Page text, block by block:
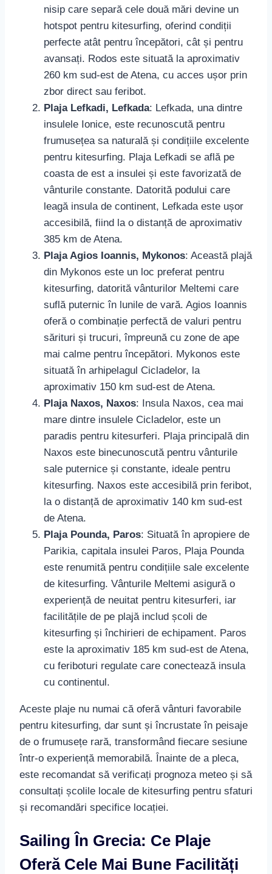
nisip care separă cele două mări devine un
hotspot pentru kitesurfing, oferind condiții
perfecte atât pentru începători, cât și pentru
avansați. Rodos este situată la aproximativ
260 km sud-est de Atena, cu acces ușor prin
zbor direct sau feribot.
Plaja Lefkadi, Lefkada: Lefkada, una dintre
insulele Ionice, este recunoscută pentru
frumusețea sa naturală și condițiile excelente
pentru kitesurfing. Plaja Lefkadi se află pe
coasta de est a insulei și este favorizată de
vânturile constante. Datorită podului care
leagă insula de continent, Lefkada este ușor
accesibilă, fiind la o distanță de aproximativ
385 km de Atena.
Plaja Agios Ioannis, Mykonos: Această plajă
din Mykonos este un loc preferat pentru
kitesurfing, datorită vânturilor Meltemi care
suflă puternic în lunile de vară. Agios Ioannis
oferă o combinație perfectă de valuri pentru
sărituri și trucuri, împreună cu zone de ape
mai calme pentru începători. Mykonos este
situată în arhipelagul Cicladelor, la
aproximativ 150 km sud-est de Atena.
Plaja Naxos, Naxos: Insula Naxos, cea mai
mare dintre insulele Cicladelor, este un
paradis pentru kitesurferi. Plaja principală din
Naxos este binecunoscută pentru vânturile
sale puternice și constante, ideale pentru
kitesurfing. Naxos este accesibilă prin feribot,
la o distanță de aproximativ 140 km sud-est
de Atena.
Plaja Pounda, Paros: Situată în apropiere de
Parikia, capitala insulei Paros, Plaja Pounda
este renumită pentru condițiile sale excelente
de kitesurfing. Vânturile Meltemi asigură o
experiență de neuitat pentru kitesurferi, iar
facilitățile de pe plajă includ școli de
kitesurfing și închirieri de echipament. Paros
este la aproximativ 185 km sud-est de Atena,
cu feriboturi regulate care conectează insula
cu continentul.
Aceste plaje nu numai că oferă vânturi favorabile
pentru kitesurfing, dar sunt și încrustate în peisaje
de o frumusețe rară, transformând fiecare sesiune
într-o experiență memorabilă. Înainte de a pleca,
este recomandat să verificați prognoza meteo și să
consultați școlile locale de kitesurfing pentru sfaturi
și recomandări specifice locației.
Sailing În Grecia: Ce Plaje
Oferă Cele Mai Bune Facilități